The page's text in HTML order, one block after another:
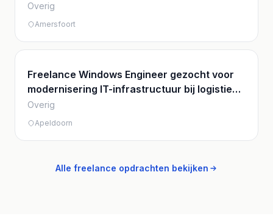
Overig
Amersfoort
Freelance Windows Engineer gezocht voor
modernisering IT-infrastructuur bij logistiek
bedrijf
Overig
Apeldoorn
Alle freelance opdrachten bekijken